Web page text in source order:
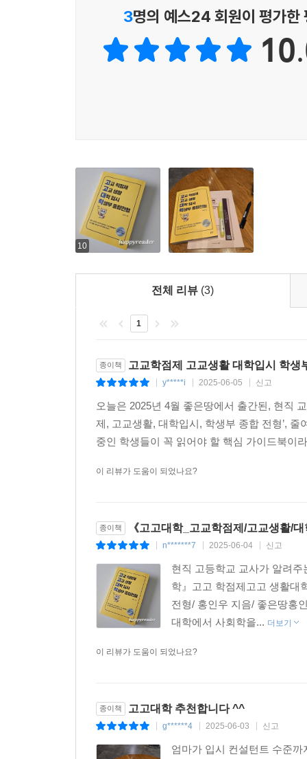
고교학점제 2 - 과목선택
자신의 희망 진로, 희망 학과를 고려해서 선택하라
과목 선택을 위한 조언 - 142
7장
교육과정 1 - 2015, 2022 개정 교육과정
2015 개정 교육과정(2025년 기준 2, 3학년에 적용
2015 개정 교육과정의 편제 - 147
2015 개정 교육과정에는 어떤 과목들이 있나? - 149
2015 개정 교육과정의 이수기준 - 152
2015 개정 교육과정의 평가는 어떻게 이루어지나?
2022 개정 교육과정(2025년 기준, 1학년에 적용되
2022 개정 교육과정 시행에 따른 변화 - 161
교육 과정표를 이해하자 - 174
온라인 학교란 무엇인가? - 186
소인수 교육과정을 활용하라 - 190
학교생활기록부
교과별 평정방식은 어떻게 되나? - 197
독서활동은 어떻게 입력되나? - 199
대입제도 공정성 강화방안(2019. 11. 28.)에 따른
3명의 예스24 회원이 평가한
10
전체 리뷰 (3)
1
종이책 고교학점제 고교생활 대학입시 학생
y*****i 2025-06-05 신고
오늘은 2025년 4월 좋은땅에서 출간된, 현직
제, 고교생활, 대학입시, 학생부 종합 전형’,
중인 학생들이 꼭 읽어야 할 핵심 가이드북이
이 리뷰가 도움이 되었나요?
종이책 《고고대학_고교학점제/고교생활/
n*******7 2025-06-04 신고
현직 고등학교 교사가 알려
학』고고 학점제고고 생활대
전형/ 홍인우 지음/ 좋은땅홍
대학에서 사회학을... 더보기
이 리뷰가 도움이 되었나요?
종이책 고고대학 추천합니다 ^^
g******4 2025-06-03 신고
엄마가 입시 컨설턴트 수준